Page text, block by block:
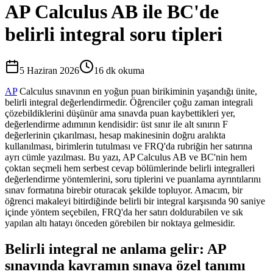
AP Calculus AB ile BC'de
belirli integral soru tipleri
5 Haziran 2026 16 dk okuma
APCalculus sınavının en yoğun puan birikiminin yaşandığı ünite,
belirli integral değerlendirmedir. Öğrenciler çoğu zaman integrali
çözebildiklerini düşünür ama sınavda puan kaybettikleri yer,
değerlendirme adımının kendisidir: üst sınır ile alt sınırın F
değerlerinin çıkarılması, hesap makinesinin doğru aralıkta
kullanılması, birimlerin tutulması ve FRQ'da rubriğin her satırına
ayrı cümle yazılması. Bu yazı, AP Calculus AB ve BC'nin hem
çoktan seçmeli hem serbest cevap bölümlerinde belirli integralleri
değerlendirme yöntemlerini, soru tiplerini ve puanlama ayrıntılarını
sınav formatına birebir oturacak şekilde topluyor. Amacım, bir
öğrenci makaleyi bitirdiğinde belirli bir integral karşısında 90 saniye
içinde yöntem seçebilen, FRQ'da her satırı doldurabilen ve sık
yapılan altı hatayı önceden görebilen bir noktaya gelmesidir.
Belirli integral ne anlama gelir: AP
sınavında kavramın sınava özel tanımı